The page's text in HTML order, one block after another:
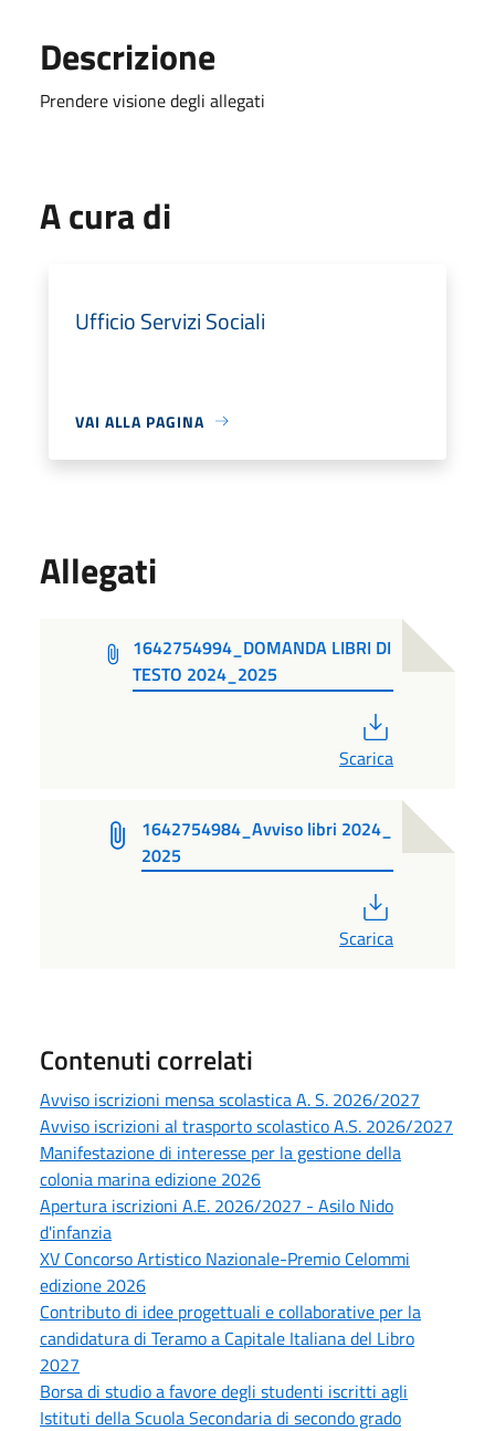
Descrizione
Prendere visione degli allegati
A cura di
Ufficio Servizi Sociali
VAI ALLA PAGINA
Allegati
1642754994_DOMANDA LIBRI DI
TESTO 2024_2025
Scarica
1642754984_Avviso libri 2024_
2025
Scarica
Contenuti correlati
Avviso iscrizioni mensa scolastica A. S. 2026/2027
Avviso iscrizioni al trasporto scolastico A.S. 2026/2027
Manifestazione di interesse per la gestione della
colonia marina edizione 2026
Apertura iscrizioni A.E. 2026/2027 - Asilo Nido
d'infanzia
XV Concorso Artistico Nazionale-Premio Celommi
edizione 2026
Contributo di idee progettuali e collaborative per la
candidatura di Teramo a Capitale Italiana del Libro
2027
Borsa di studio a favore degli studenti iscritti agli
Istituti della Scuola Secondaria di secondo grado